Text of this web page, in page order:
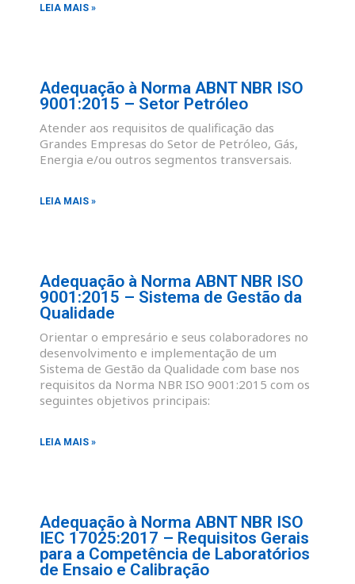
LEIA MAIS »
Adequação à Norma ABNT NBR ISO
9001:2015 – Setor Petróleo
Atender aos requisitos de qualificação das
Grandes Empresas do Setor de Petróleo, Gás,
Energia e/ou outros segmentos transversais.
LEIA MAIS »
Adequação à Norma ABNT NBR ISO
9001:2015 – Sistema de Gestão da
Qualidade
Orientar o empresário e seus colaboradores no
desenvolvimento e implementação de um
Sistema de Gestão da Qualidade com base nos
requisitos da Norma NBR ISO 9001:2015 com os
seguintes objetivos principais:
LEIA MAIS »
Adequação à Norma ABNT NBR ISO
IEC 17025:2017 – Requisitos Gerais
para a Competência de Laboratórios
de Ensaio e Calibração